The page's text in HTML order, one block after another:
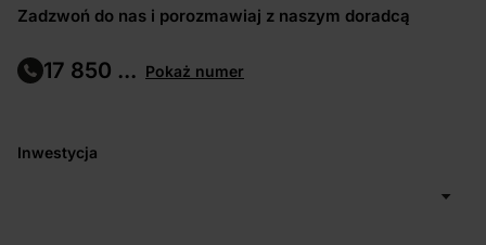
Zadzwoń do nas i porozmawiaj z naszym doradcą
17 850 ... Pokaż numer
Inwestycja